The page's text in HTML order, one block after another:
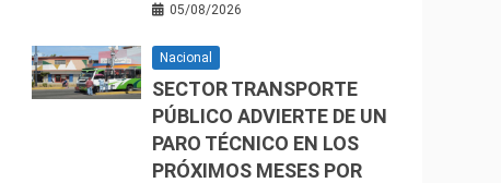
05/08/2026
Nacional
SECTOR TRANSPORTE
PÚBLICO ADVIERTE DE UN
PARO TÉCNICO EN LOS
PRÓXIMOS MESES POR